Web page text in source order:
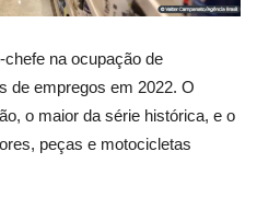
na ocupação de
de empregos em 2022. O
o maior da série histórica, e o
peças e motocicletas